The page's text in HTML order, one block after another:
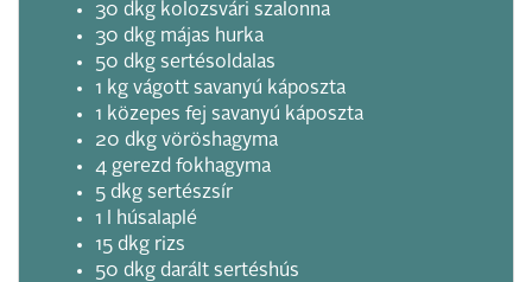
30 dkg kolozsvári szalonna
30 dkg májas hurka
50 dkg sertésoldalas
1 kg vágott savanyú káposzta
1 közepes fej savanyú káposzta
20 dkg vöröshagyma
4 gerezd fokhagyma
5 dkg sertészsír
1 l húsalaplé
15 dkg rizs
50 dkg darált sertéshús